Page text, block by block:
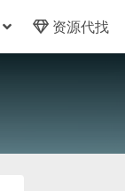
资源代找